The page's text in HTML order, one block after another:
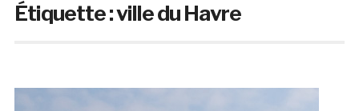
Étiquette :ville du Havre